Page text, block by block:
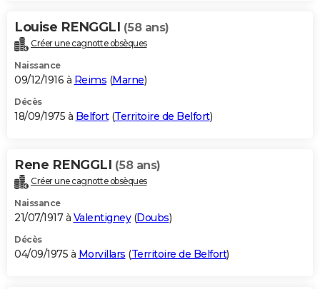
Louise RENGGLI (58 ans)
Créer une cagnotte obsèques
Naissance
09/12/1916 à Reims (Marne)
Décès
18/09/1975 à Belfort(Territoire de Belfort)
Rene RENGGLI (58 ans)
Créer une cagnotte obsèques
Naissance
21/07/1917 à Valentigney(Doubs)
Décès
04/09/1975 à Morvillars (Territoire de Belfort)